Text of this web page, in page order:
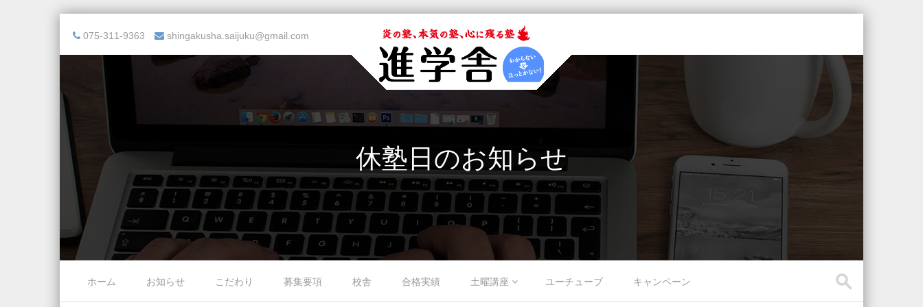
075-311-9363 shingakusha.saijuku@gmail.com
休塾日のお知らせ
Menu
ホーム
お知らせ こだわり 募集要項 校舎 合格実績 土曜講座 ユーチューブ キャンペーン